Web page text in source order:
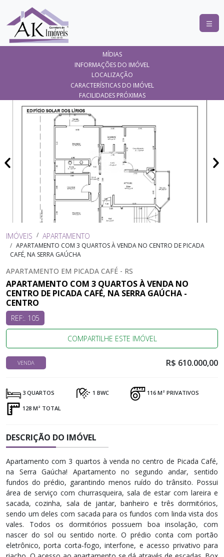
COMPRAR
LANÇAMENTOS
ANUNCIE
IMÓVEL
CONTATO
MÍDIAS
INFORMAÇÕES DO IMÓVEL
LOCALIZAÇÃO
CARACTERÍSTICAS DO IMÓVEL
FACILIDADES PRÓXIMAS
IMÓVEIS APARTAMENTO
APARTAMENTO COM 3 QUARTOS À VENDA NO CENTRO DE PICADA
CAFÉ, NA SERRA GAÚCHA
APARTAMENTO EM PICADA CAFÉ - RS
APARTAMENTO COM 3 QUARTOS À VENDA NO
CENTRO DE PICADA CAFÉ, NA SERRA GAÚCHA -
CENTRO
REF:. 105
COMPARTILHE ESTE IMÓVEL
VENDA R$ 610.000,00
3 QUARTOS 1 BWC 116 M² PRIVATIVOS
128 M² TOTAL
DESCRIÇÃO DO IMÓVEL
Apartamento com 3 quartos à venda no centro de Picada Café,
na Serra Gaúcha! Apartamento no segundo andar, sentido
fundos do prédio, garantindo menos ruído do trânsito. Possui
área de serviço com churrasqueira, sala de estar com lareira e
sacada, cozinha, sala de jantar, banheiro e três dormitórios,
sendo um deles com sacada para os fundos com linda vista dos
vales. Todos os dormitórios possuem boa insolação, com
nascer do sol ou sentido norte. O prédio conta com portão
eletrônico, porta corta-fogo, interfone, e acesso privativo para